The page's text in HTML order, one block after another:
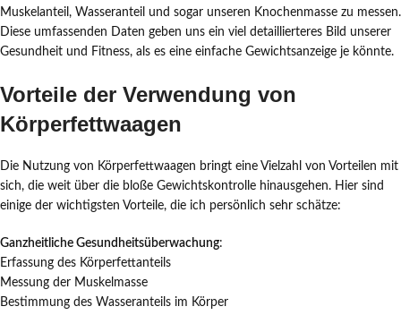
Muskelanteil, Wasseranteil und sogar unseren Knochenmasse zu messen.
Diese umfassenden Daten geben uns ein viel detaillierteres Bild unserer
Gesundheit und Fitness, als es eine einfache Gewichtsanzeige je könnte.
Vorteile der Verwendung von
Körperfettwaagen
Die Nutzung von Körperfettwaagen bringt eine Vielzahl von Vorteilen mit
sich, die weit über die bloße Gewichtskontrolle hinausgehen. Hier sind
einige der wichtigsten Vorteile, die ich persönlich sehr schätze:
Ganzheitliche Gesundheitsüberwachung:
Erfassung des Körperfettanteils
Messung der Muskelmasse
Bestimmung des Wasseranteils im Körper